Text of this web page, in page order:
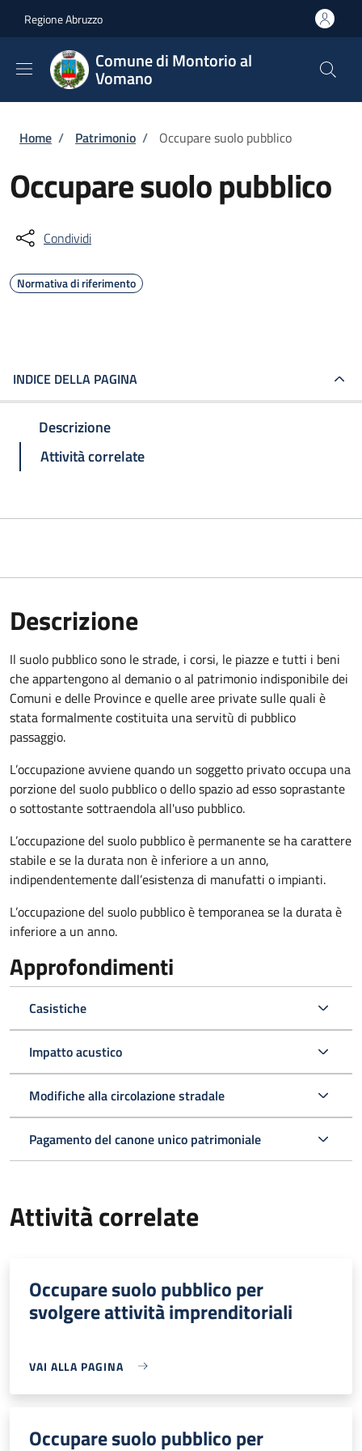
Regione Abruzzo
Comune di Montorio al
Vomano
Briciole di pane
Home / Patrimonio / Occupare suolo pubblico
Occupare suolo pubblico
Condividi
Normativa di riferimento
INDICE DELLA PAGINA
Descrizione
Attività correlate
Descrizione
Il suolo pubblico sono le strade, i corsi, le piazze e tutti i beni
che appartengono al demanio o al patrimonio indisponibile dei
Comuni e delle Province e quelle aree private sulle quali è
stata formalmente costituita una servitù di pubblico
passaggio.
L’occupazione avviene quando un soggetto privato occupa una
porzione del suolo pubblico o dello spazio ad esso soprastante
o sottostante sottraendola all'uso pubblico.
L’occupazione del suolo pubblico è permanente se ha carattere
stabile e se la durata non è inferiore a un anno,
indipendentemente dall’esistenza di manufatti o impianti.
L’occupazione del suolo pubblico è temporanea se la durata è
inferiore a un anno.
Approfondimenti
Casistiche
Impatto acustico
Modifiche alla circolazione stradale
Pagamento del canone unico patrimoniale
Attività correlate
Occupare suolo pubblico per
svolgere attività imprenditoriali
VAI ALLA PAGINA
Occupare suolo pubblico per